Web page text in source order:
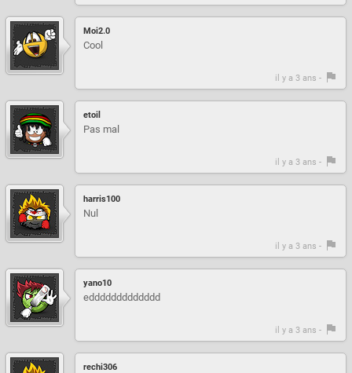
Moi2.0
Cool
il y a 3 ans -
etoil
Pas mal
il y a 3 ans -
harris100
Nul
il y a 3 ans -
yano10
eddddddddddddd
il y a 3 ans -
rechi306